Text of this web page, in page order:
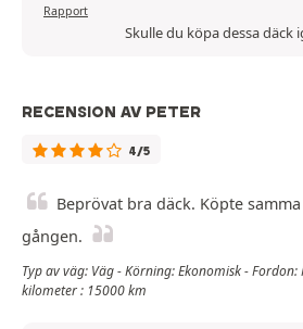
Rapport
Skulle du köpa dessa däck
RECENSION AV PETER
4/5
Beprövat bra däck. Köpte
gången.
Typ av väg: Väg - Körning: Ekonomisk -
kilometer : 15000 km